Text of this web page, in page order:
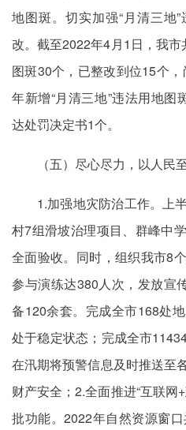
地图斑。切实加强“月清三地
改。截至2022年4月1日，我市
图斑30个，已整改到位15个
年新增“月清三地”违法用地
达处罚决定书1个。
（五）尽心尽力，以人
1.加强地灾防治工作。上
村7组滑坡治理项目、群峰中
全面验收。同时，组织我市8
参与演练达380人次，发放宣
备120余套。完成全市168处
处于稳定状态；完成全市
在汛期将预警信息及时推送至
财产安全；2.全面推进“互联网
批功能。2022年自然资源窗